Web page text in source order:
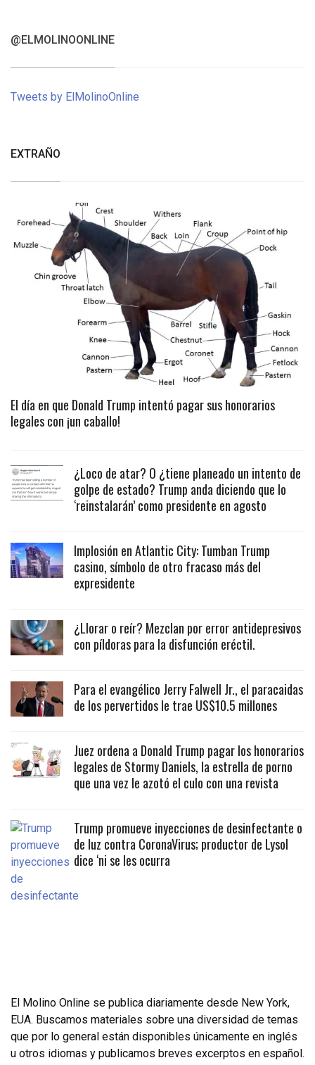
@ELMOLINOONLINE
Tweets by ElMolinoOnline
EXTRAÑO
El día en que Donald Trump intentó pagar sus honorarios
legales con ¡un caballo!
¿Loco de atar? O ¿tiene planeado un intento de
golpe de estado? Trump anda diciendo que lo
‘reinstalarán’ como presidente en agosto
Implosión en Atlantic City: Tumban Trump
casino, símbolo de otro fracaso más del
expresidente
¿Llorar o reír? Mezclan por error antidepresivos
con píldoras para la disfunción eréctil.
Para el evangélico Jerry Falwell Jr., el paracaidas
de los pervertidos le trae US$10.5 millones
Juez ordena a Donald Trump pagar los honorarios
legales de Stormy Daniels, la estrella de porno
que una vez le azotó el culo con una revista
Trump promueve inyecciones de desinfectante o
de luz contra CoronaVirus; productor de Lysol
dice ‘ni se les ocurra
El Molino Online se publica diariamente desde New York,
EUA. Buscamos materiales sobre una diversidad de temas
que por lo general están disponibles únicamente en inglés
u otros idiomas y publicamos breves excerptos en español.